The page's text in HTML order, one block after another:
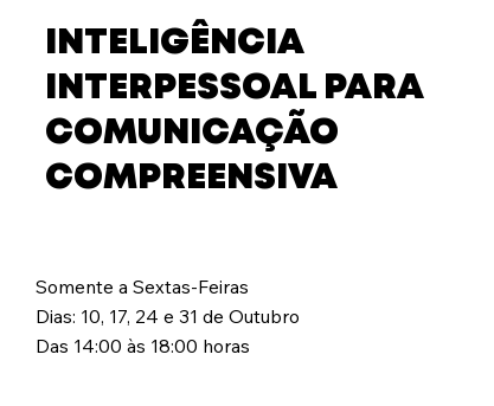
INTELIGÊNCIA
INTERPESSOAL PARA
COMUNICAÇÃO
COMPREENSIVA
Somente a Sextas-Feiras
Dias: 10, 17, 24 e 31 de Outubro
Das 14:00 às 18:00 horas